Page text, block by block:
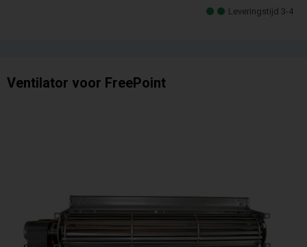
Leveringstijd 3-4
Ventilator voor FreePoint